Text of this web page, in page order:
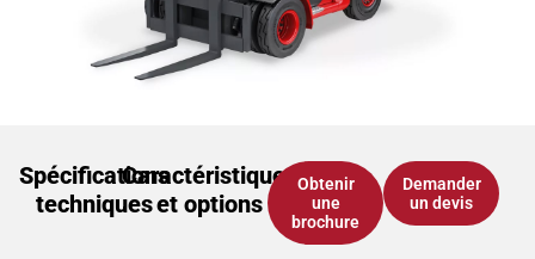
Spécifications
techniques
Caractéristiques
et options
Obtenir
une
brochure
Demander
un devis